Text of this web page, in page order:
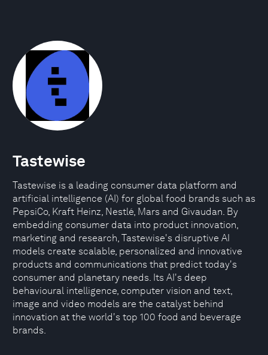
Tastewise
Tastewise is a leading consumer data platform and
artificial intelligence (AI) for global food brands such as
PepsiCo, Kraft Heinz, Nestlé, Mars and Givaudan. By
embedding consumer data into product innovation,
marketing and research, Tastewise's disruptive AI
models create scalable, personalized and innovative
products and communications that predict today's
consumer and planetary needs. Its AI's deep
behavioural intelligence, computer vision and text,
image and video models are the catalyst behind
innovation at the world's top 100 food and beverage
brands.